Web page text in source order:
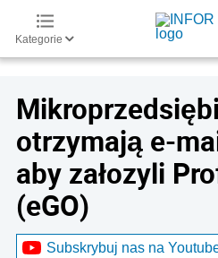
Kategorie
otrzymają e-
aby załozyli
(eGO)
Subskrybuj nas na